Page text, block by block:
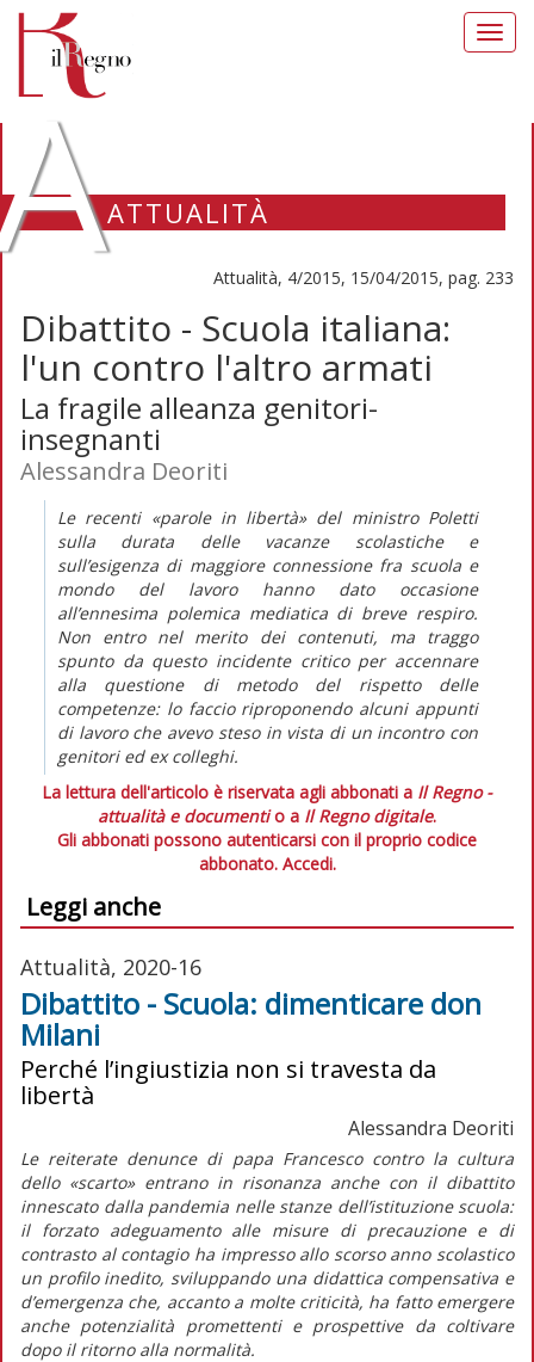
ATTUALITÀ
Attualità, 4/2015, 15/04/2015, pag. 233
Dibattito - Scuola italiana:
l'un contro l'altro armati
La fragile alleanza genitori-
insegnanti
Alessandra Deoriti
Le recenti «parole in libertà» del ministro Poletti
sulla durata delle vacanze scolastiche e
sull’esigenza di maggiore connessione fra scuola e
mondo del lavoro hanno dato occasione
all’ennesima polemica mediatica di breve respiro.
Non entro nel merito dei contenuti, ma traggo
spunto da questo incidente critico per accennare
alla questione di metodo del rispetto delle
competenze: lo faccio riproponendo alcuni appunti
di lavoro che avevo steso in vista di un incontro con
genitori ed ex colleghi.
La lettura dell'articolo è riservata agli abbonati a Il Regno -
attualità e documentio a Il Regno digitale.
Gli abbonati possono autenticarsi con il proprio codice
abbonato. Accedi.
Leggi anche
Attualità, 2020-16
Dibattito - Scuola: dimenticare don
Milani
Perché l’ingiustizia non si travesta da
libertà
Alessandra Deoriti
Le reiterate denunce di papa Francesco contro la cultura
dello «scarto» entrano in risonanza anche con il dibattito
innescato dalla pandemia nelle stanze dell’istituzione scuola:
il forzato adeguamento alle misure di precauzione e di
contrasto al contagio ha impresso allo scorso anno scolastico
un profilo inedito, sviluppando una didattica compensativa e
d’emergenza che, accanto a molte criticità, ha fatto emergere
anche potenzialità promettenti e prospettive da coltivare
dopo il ritorno alla normalità.